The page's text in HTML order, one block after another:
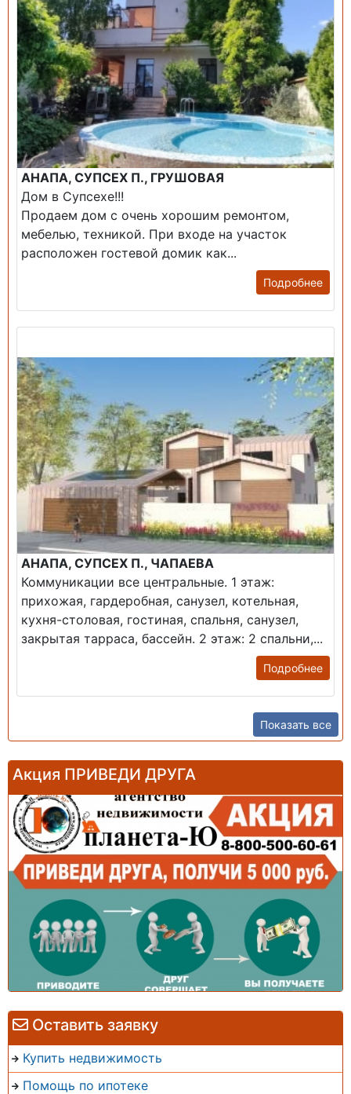
Оставить заявку
Купить недвижимость
Помощь по ипотеке
АНАПА, СУПСЕХ П., ГРУШОВАЯ
Дом в Супсехе!!!
Продаем дом с очень хорошим ремонтом,
мебелью, техникой. При входе на участок
расположен гостевой домик как...
Подробнее
АНАПА, СУПСЕХ П., ЧАПАЕВА
Коммуникации все центральные. 1 этаж:
прихожая, гардеробная, санузел, котельная,
кухня-столовая, гостиная, спальня, санузел,
закрытая тарраса, бассейн. 2 этаж: 2 спальни,...
Подробнее
Показать все
Акция ПРИВЕДИ ДРУГА